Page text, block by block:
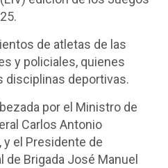
de atletas de las
y policiales, quienes
disciplinas deportivas.
por el Ministro de
Carlos Antonio
y el Presidente de
de Brigada José Manuel